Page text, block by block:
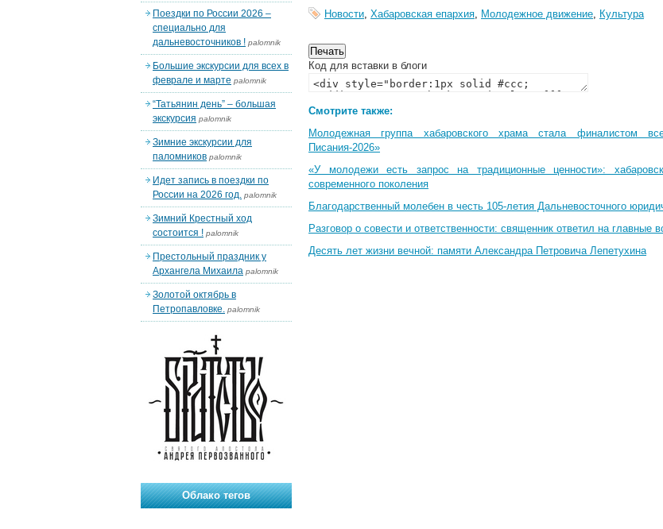
Новости, Хабаровская епархия, Молодежное движение, Культура
Код для вставки в блоги
Смотрите также:
Молодежная группа хабаровского храма стала финалистом
Писания-2026»
«У молодежи есть запрос на традиционные ценности»:
современного поколения
Благодарственный молебен в честь 105-летия Дальневосточного
Разговор о совести и ответственности: священник ответил на главные
Десять лет жизни вечной: памяти Александра Петровича Лепетухина
Поездки по России 2026 –
специально для
дальневосточников ! palomnik
Большие экскурсии для всех в
феврале и марте palomnik
“Татьянин день” – большая
экскурсия palomnik
Зимние экскурсии для
паломников palomnik
Идет запись в поездки по
России на 2026 год. palomnik
Зимний Крестный ход
состоится ! palomnik
Престольный праздник у
Архангела Михаила palomnik
Золотой октябрь в
Петропавловке. palomnik
Облако тегов